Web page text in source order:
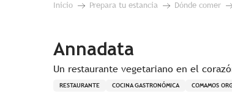
Inicio Prepara tu estancia Dónde comer
Annadata
Un restaurante vegetariano en el
RESTAURANTE COCINA GASTRONÓMICA COMAMOS